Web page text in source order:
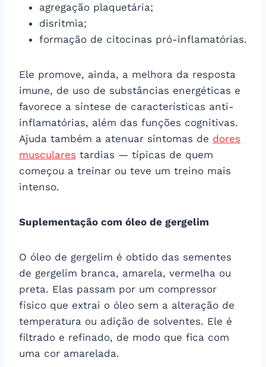
agregação plaquetária;
disritmia;
formação de citocinas pró-inflamatórias.
Ele promove, ainda, a melhora da resposta
imune, de uso de substâncias energéticas e
favorece a síntese de características anti-
inflamatórias, além das funções cognitivas.
Ajuda também a atenuar sintomas de dores
musculares tardias — típicas de quem
começou a treinar ou teve um treino mais
intenso.
Suplementação com óleo de gergelim
O óleo de gergelim é obtido das sementes
de gergelim branca, amarela, vermelha ou
preta. Elas passam por um compressor
físico que extrai o óleo sem a alteração de
temperatura ou adição de solventes. Ele é
filtrado e refinado, de modo que fica com
uma cor amarelada.